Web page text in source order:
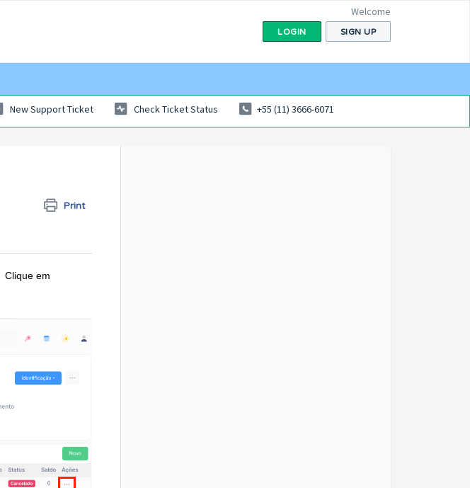
Welcome
LOGIN SIGN UP
New Support Ticket Check Ticket Status +55 (11) 3666-6071
Print
Clique em